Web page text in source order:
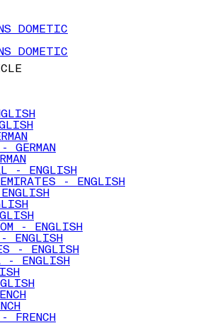
DOMETIC
DOMETIC
GERMAN
- ENGLISH
- ENGLISH
- ENGLISH
- ENGLISH
- ENGLISH
- ENGLISH
FRENCH